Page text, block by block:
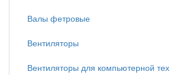
Валы фетровые
Вентиляторы
Вентиляторы для компьютерной тех